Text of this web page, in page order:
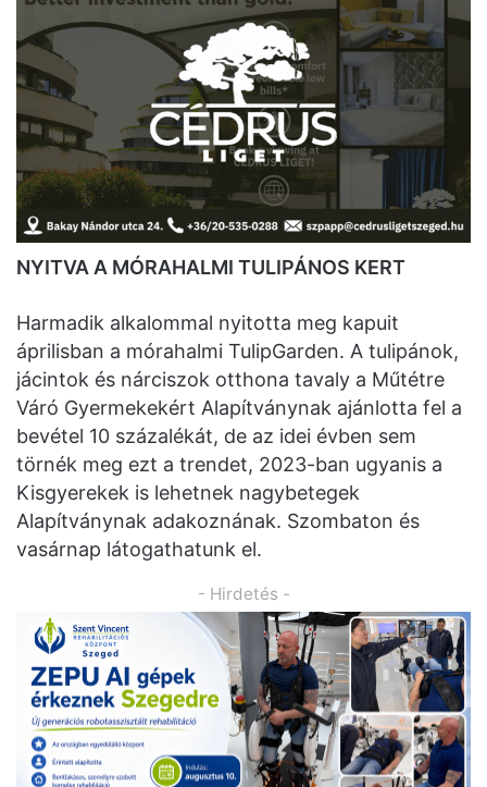
NYITVA A MÓRAHALMI TULIPÁNOS KERT
Harmadik alkalommal nyitotta meg kapuit
áprilisban a mórahalmi TulipGarden. A tulipánok,
jácintok és nárciszok otthona tavaly a Műtétre
Váró Gyermekekért Alapítványnak ajánlotta fel a
bevétel 10 százalékát, de az idei évben sem
törnék meg ezt a trendet, 2023-ban ugyanis a
Kisgyerekek is lehetnek nagybetegek
Alapítványnak adakoznának. Szombaton és
vasárnap látogathatunk el.
- Hirdetés -